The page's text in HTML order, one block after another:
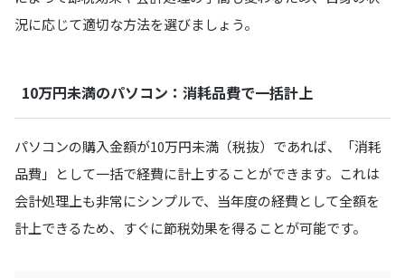
況に応じて適切な方法を選びましょう。
10万円未満のパソコン：消耗品費で一括計上
パソコンの購入金額が10万円未満（税抜）であれば、「消耗
品費」として一括で経費に計上することができます。これは
会計処理上も非常にシンプルで、当年度の経費として全額を
計上できるため、すぐに節税効果を得ることが可能です。